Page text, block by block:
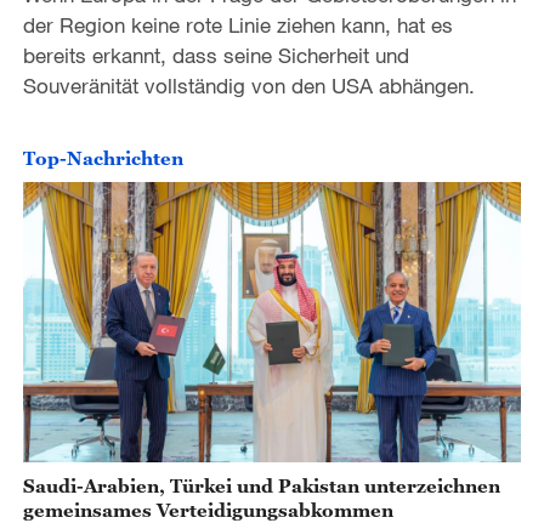
a
V
i
d
e
o
der Region keine rote Linie ziehen kann, hat es
bereits erkannt, dass seine Sicherheit und
Souveränität vollständig von den USA abhängen.
Top-Nachrichten
Saudi-Arabien, Türkei und Pakistan unterzeichnen
gemeinsames Verteidigungsabkommen